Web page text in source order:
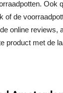
Ook
of de
online reviews,
product met de